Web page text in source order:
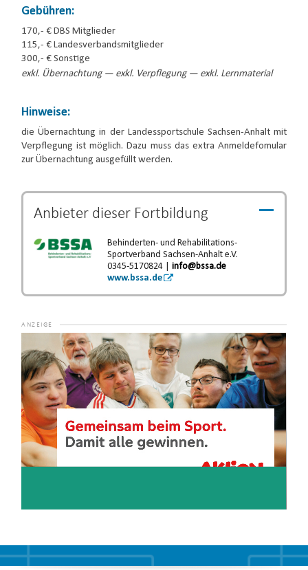
Gebühren:
170,- € DBS Mitglieder
115,- € Landesverbandsmitglieder
300,- € Sonstige
exkl. Übernachtung — exkl. Verpflegung — exkl. Lernmaterial
Hinweise:
die Übernachtung in der Landessportschule Sachsen-Anhalt mit
Verpflegung ist möglich. Dazu muss das extra Anmeldefomular
zur Übernachtung ausgefüllt werden.
Anbieter dieser Fortbildung
Behinderten- und Rehabilitations-
Sportverband Sachsen-Anhalt e.V.
0345-5170824 | info@bssa.de
www.bssa.de
Player